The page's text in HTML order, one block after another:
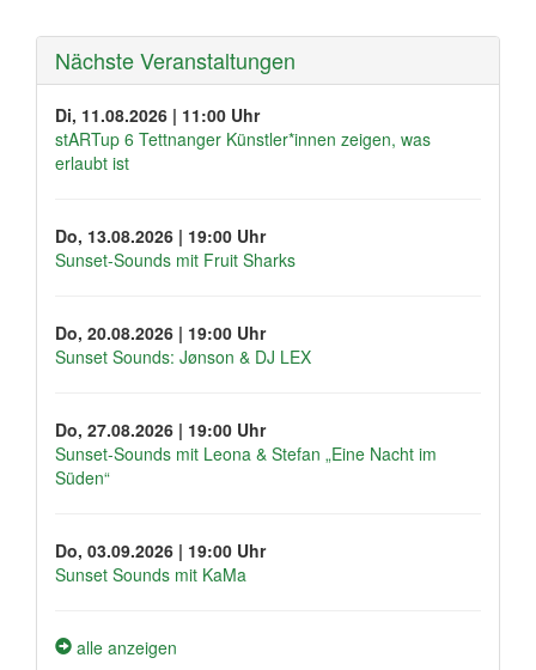
Nächste Veranstaltungen
Di, 11.08.2026 | 11:00 Uhr
stARTup 6 Tettnanger Künstler*innen zeigen, was
erlaubt ist
Do, 13.08.2026 | 19:00 Uhr
Sunset-Sounds mit Fruit Sharks
Do, 20.08.2026 | 19:00 Uhr
Sunset Sounds: Jønson & DJ LEX
Do, 27.08.2026 | 19:00 Uhr
Sunset-Sounds mit Leona & Stefan „Eine Nacht im
Süden“
Do, 03.09.2026 | 19:00 Uhr
Sunset Sounds mit KaMa
alle anzeigen